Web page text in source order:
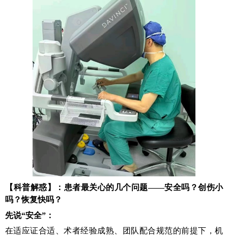
【科普解惑 】 ： 患者最关心的几个问题——安全吗？创伤小
吗？恢复快吗？
先说“安全” ：
在适应证合适、术者经验成熟、团队配合规范的前提下，机